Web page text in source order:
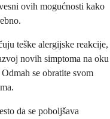
ovih mogućnosti kako
teške alergijske reakcije,
novih simptoma na oku
se obratite svom
da se poboljšava